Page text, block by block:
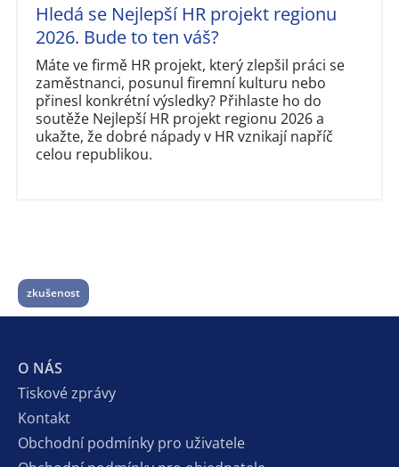
Hledá se Nejlepší HR projekt regionu
2026. Bude to ten váš?
Máte ve firmě HR projekt, který zlepšil práci se
zaměstnanci, posunul firemní kulturu nebo
přinesl konkrétní výsledky? Přihlaste ho do
soutěže Nejlepší HR projekt regionu 2026 a
ukažte, že dobré nápady v HR vznikají napříč
celou republikou.
zkušenost
O NÁS
Tiskové zprávy
Kontakt
Obchodní podmínky pro uživatele